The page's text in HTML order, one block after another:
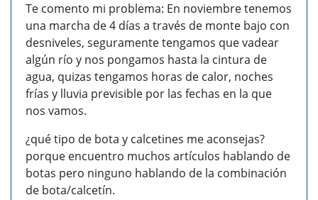
Te comento mi problema: En noviembre tenemos
una marcha de 4 días a través de monte bajo con
desniveles, seguramente tengamos que vadear
algún río y nos pongamos hasta la cintura de
agua, quizas tengamos horas de calor, noches
frías y lluvia previsible por las fechas en la que
nos vamos.
¿qué tipo de bota y calcetines me aconsejas?
porque encuentro muchos artículos hablando de
botas pero ninguno hablando de la combinación
de bota/calcetín.